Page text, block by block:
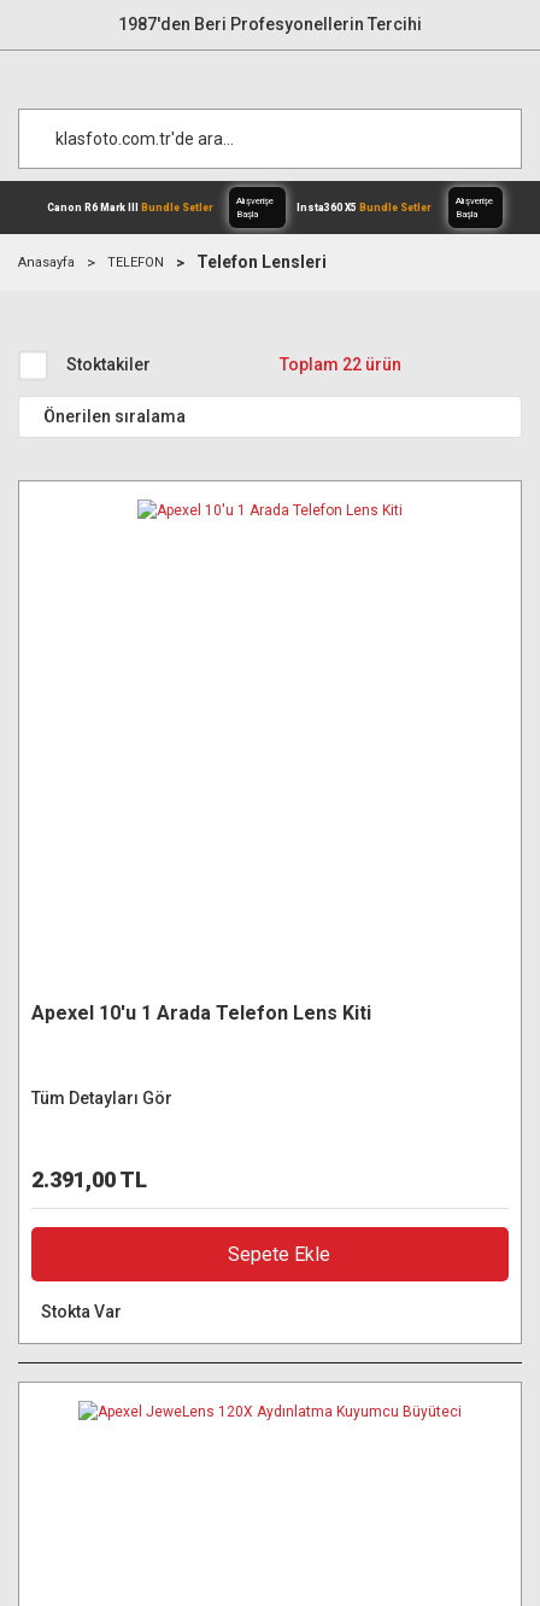
1987'den Beri Profesyonellerin Tercihi
Başla
Anasayfa TELEFON Telefon Lensleri
Stoktakiler Toplam 22 ürün
Apexel 10'u 1 Arada Telefon Lens Kiti
Tüm Detayları Gör
2.391,00 TL
Sepete Ekle
Stokta Var